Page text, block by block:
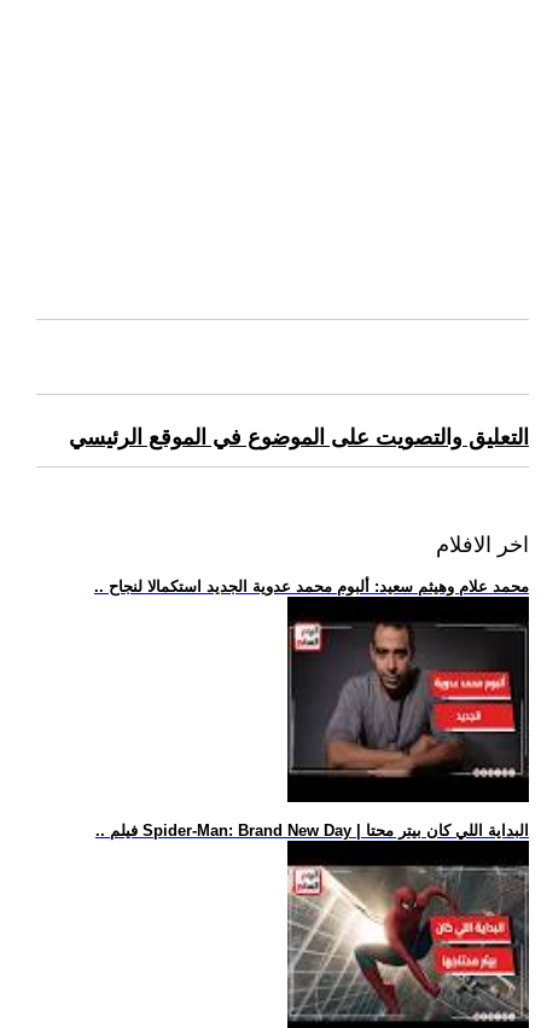
التعليق والتصويت على الموضوع في الموقع الرئيسي
اخر الافلام
.. محمد علام وهيثم سعيد: ألبوم محمد عدوية الجديد استكمالا لنجاح
.. فيلم Spider-Man: Brand New Day | البداية اللي كان بيتر محتا